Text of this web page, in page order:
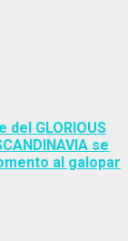
del GLORIOUS
se
al galopar